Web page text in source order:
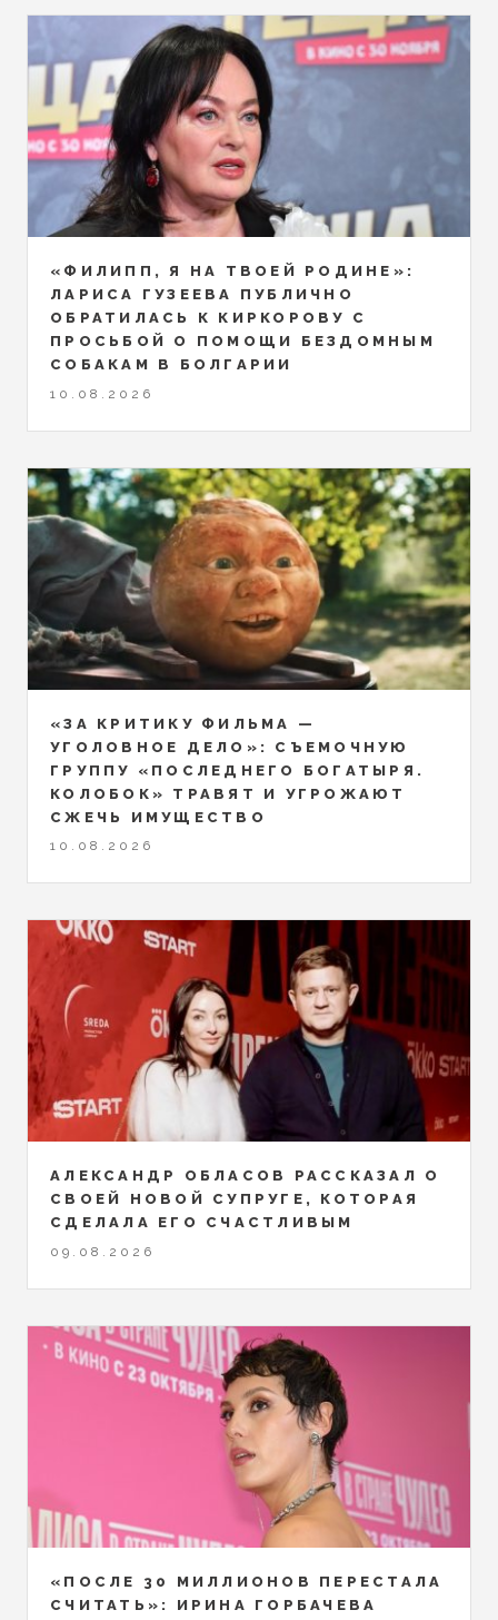
«ФИЛИПП, Я НА ТВОЕЙ РОДИНЕ»:
ЛАРИСА ГУЗЕЕВА ПУБЛИЧНО
ОБРАТИЛАСЬ К КИРКОРОВУ С
ПРОСЬБОЙ О ПОМОЩИ БЕЗДОМНЫМ
СОБАКАМ В БОЛГАРИИ
10.08.2026
«ЗА КРИТИКУ ФИЛЬМА —
УГОЛОВНОЕ ДЕЛО»: СЪЕМОЧНУЮ
ГРУППУ «ПОСЛЕДНЕГО БОГАТЫРЯ.
КОЛОБОК» ТРАВЯТ И УГРОЖАЮТ
СЖЕЧЬ ИМУЩЕСТВО
10.08.2026
АЛЕКСАНДР ОБЛАСОВ РАССКАЗАЛ О
СВОЕЙ НОВОЙ СУПРУГЕ, КОТОРАЯ
СДЕЛАЛА ЕГО СЧАСТЛИВЫМ
09.08.2026
«ПОСЛЕ 30 МИЛЛИОНОВ ПЕРЕСТАЛА
СЧИТАТЬ»: ИРИНА ГОРБАЧЕВА